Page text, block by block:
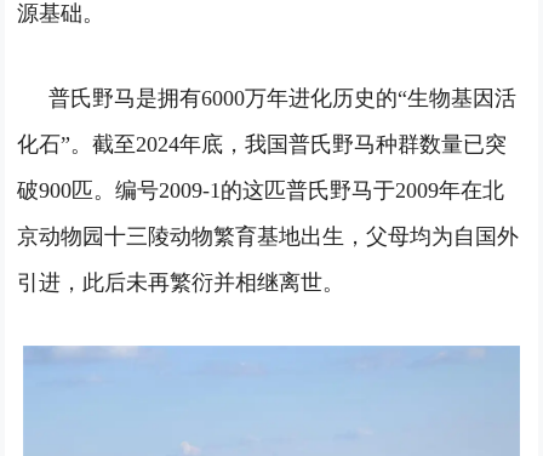
源基础。
普氏野马是拥有6000万年进化历史的“生物基因活
化石”。截至2024年底，我国普氏野马种群数量已突
破900匹。编号2009-1的这匹普氏野马于2009年在北
京动物园十三陵动物繁育基地出生，父母均为自国外
引进，此后未再繁衍并相继离世。